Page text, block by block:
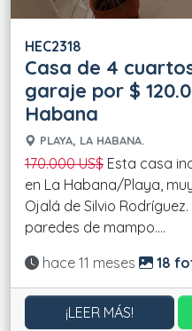
HEC2318
Casa de 4
garaje por $
Habana
PLAYA, LA HABANA.
170.000 US$ Esta casa
en La Habana/Playa,
Ojalá de Silvio
paredes de mampo....
Actualizado:
hace 11 meses 18
¡LEER MÁS!